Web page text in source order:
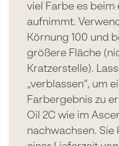
viel Farbe es beim
aufnimmt.
Körnung 100 und
größere Fläche
Kratzerstelle).
„verblassen“, um
Farbergebnis zu
Oil 2C wie im
nachwachsen. Sie